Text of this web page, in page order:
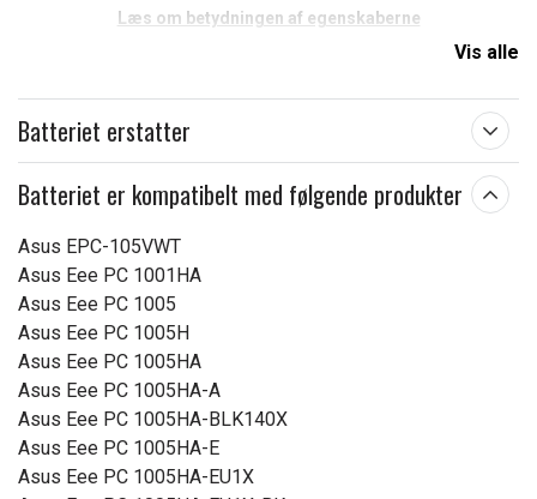
Læs om betydningen af egenskaberne
Vis alle
Batteriet erstatter
Batteriet er kompatibelt med følgende produkter
Asus EPC-105VWT
Asus Eee PC 1001HA
Asus Eee PC 1005
Asus Eee PC 1005H
Asus Eee PC 1005HA
Asus Eee PC 1005HA-A
Asus Eee PC 1005HA-BLK140X
Asus Eee PC 1005HA-E
Asus Eee PC 1005HA-EU1X